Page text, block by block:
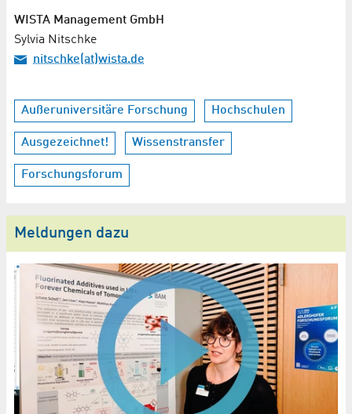
WISTA Management GmbH
Sylvia Nitschke
nitschke(at)wista.de
Außeruniversitäre Forschung Hochschulen
Ausgezeichnet! Wissenstransfer
Forschungsforum
Meldungen dazu